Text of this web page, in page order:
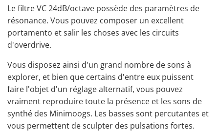
Le filtre VC 24dB/octave possède des paramètres de
résonance. Vous pouvez composer un excellent
portamento et salir les choses avec les circuits
d'overdrive.
Vous disposez ainsi d'un grand nombre de sons à
explorer, et bien que certains d'entre eux puissent
faire l'objet d'un réglage alternatif, vous pouvez
vraiment reproduire toute la présence et les sons de
synthé des Minimoogs. Les basses sont percutantes et
vous permettent de sculpter des pulsations fortes.